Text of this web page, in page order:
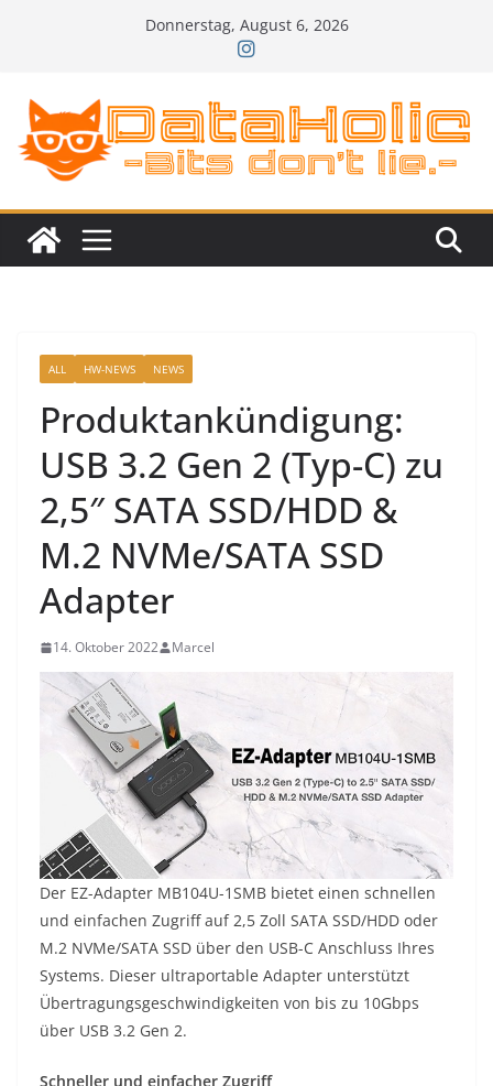
Donnerstag, August 6, 2026
ALL HW-NEWS NEWS
Produktankündigung:
USB 3.2 Gen 2 (Typ-C) zu
2,5″ SATA SSD/HDD &
M.2 NVMe/SATA SSD
Adapter
14. Oktober 2022 Marcel
Der EZ-Adapter MB104U-1SMB bietet einen schnellen
und einfachen Zugriff auf 2,5 Zoll SATA SSD/HDD oder
M.2 NVMe/SATA SSD über den USB-C Anschluss Ihres
Systems. Dieser ultraportable Adapter unterstützt
Übertragungsgeschwindigkeiten von bis zu 10Gbps
über USB 3.2 Gen 2.
Schneller und einfacher Zugriff